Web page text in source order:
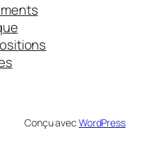
Conçu avec WordPress